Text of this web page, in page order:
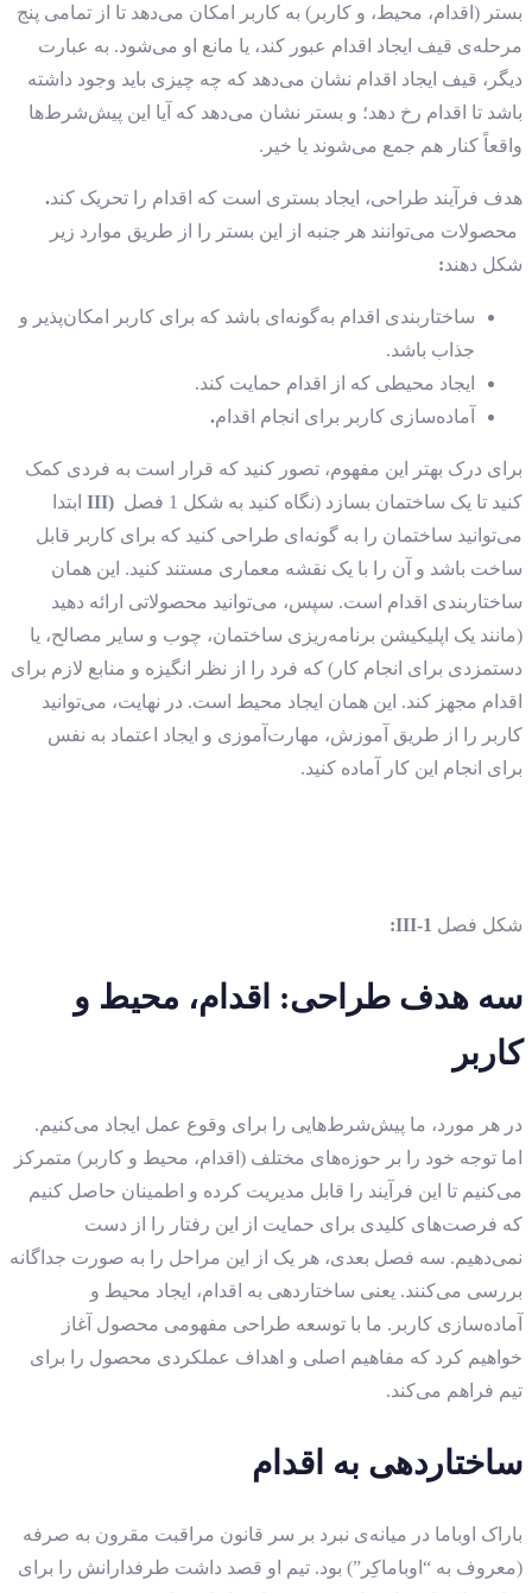
بستر (اقدام، محیط، و کاربر) به کاربر امکان می‌دهد تا از تمامی پنج
مرحله‌ی قیف ایجاد اقدام عبور کند، یا مانع او می‌شود. به ‌عبارت‌
دیگر، قیف ایجاد اقدام نشان می‌دهد که چه چیزی باید وجود داشته
باشد تا اقدام رخ دهد؛ و بستر نشان می‌دهد که آیا این پیش‌شرط‌ها
واقعاً کنار هم جمع می‌شوند یا خیر.
هدف فرآیند طراحی، ایجاد بستری است که اقدام را تحریک کند.
محصولات می‌توانند هر جنبه از این بستر را از طریق موارد زیر
شکل دهند:
ساختاربندی اقدام به‌گونه‌ای باشد که برای کاربر امکان‌پذیر و
جذاب باشد.
ایجاد محیطی که از اقدام حمایت کند.
آماده‌سازی کاربر برای انجام اقدام.
برای درک بهتر این مفهوم، تصور کنید که قرار است به فردی کمک
کنید تا یک ساختمان بسازد (نگاه کنید به شکل 1 فصل
(III
ابتدا
می‌توانید ساختمان را به گونه‌ای طراحی کنید که برای کاربر قابل
ساخت باشد و آن را با یک نقشه معماری مستند کنید. این همان
ساختاربندی اقدام است. سپس، می‌توانید محصولاتی ارائه دهید
(مانند یک اپلیکیشن برنامه‌ریزی ساختمان، چوب و سایر مصالح، یا
دستمزدی برای انجام کار) که فرد را از نظر انگیزه و منابع لازم برای
اقدام مجهز کند. این همان ایجاد محیط است. در نهایت، می‌توانید
کاربر را از طریق آموزش، مهارت‌آموزی و ایجاد اعتماد به نفس
برای انجام این کار آماده کنید.
شکل فصل
سه هدف طراحی: اقدام، محیط و
کاربر
در هر مورد، ما پیش‌شرط‌هایی را برای وقوع عمل ایجاد می‌کنیم.
اما توجه خود را بر حوزه‌های مختلف (اقدام، محیط و کاربر) متمرکز
می‌کنیم تا این فرآیند را قابل مدیریت کرده و اطمینان حاصل کنیم
که فرصت‌های کلیدی برای حمایت از این رفتار را از دست
نمی‌دهیم. سه فصل بعدی، هر یک از این مراحل را به صورت جداگانه
بررسی می‌کنند. یعنی ساختاردهی به اقدام، ایجاد محیط و
آماده‌سازی کاربر. ما با توسعه طراحی مفهومی محصول آغاز
خواهیم کرد که مفاهیم اصلی و اهداف عملکردی محصول را برای
تیم فراهم می‌کند.
ساختاردهی به اقدام
باراک اوباما در میانه‌ی نبرد بر سر قانون مراقبت مقرون به صرفه
(معروف به “اوباماکِر”) بود. تیم او قصد داشت طرفدارانش را برای